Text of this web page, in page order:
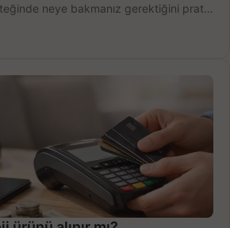
neye bakmanız gerektiğini pratik